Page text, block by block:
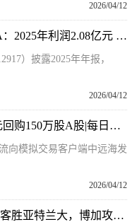
2026/04/12
视讯！平安优势领航1年持有混合A：2025年利润2.08亿元 净值增长率58.88%
）披露2025年年报，
2026/04/12
中远海发于4月10日斥资436.24万元回购150万股A股|每日看点
向模拟交易客户端中远海发
2026/04/12
当前聚焦：【意甲】尤文图斯1比0客胜亚特兰大，博加攻入致胜球